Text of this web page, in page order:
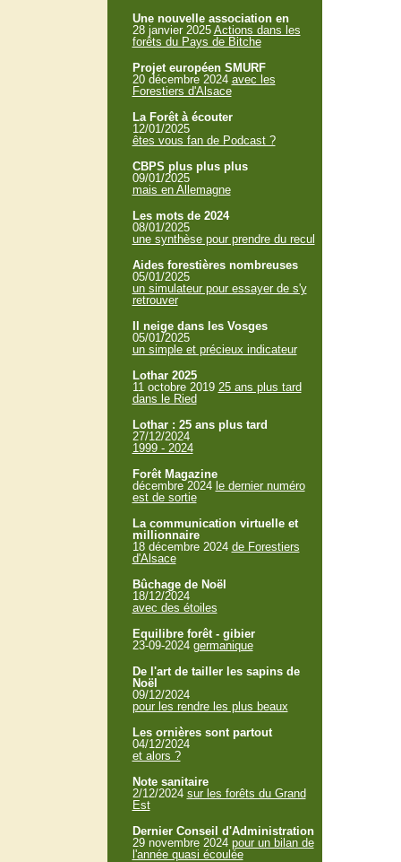
Une nouvelle association en
28 janvier 2025 Actions dans les
forêts du Pays de Bitche
Projet européen SMURF
20 décembre 2024 avec les
Forestiers d'Alsace
La Forêt à écouter
12/01/2025
êtes vous fan de Podcast ?
CBPS plus plus plus
09/01/2025
mais en Allemagne
Les mots de 2024
08/01/2025
une synthèse pour prendre du recul
Aides forestières nombreuses
05/01/2025
un simulateur pour essayer de s'y
retrouver
Il neige dans les Vosges
05/01/2025
un simple et précieux indicateur
Lothar 2025
11 octobre 2019 25 ans plus tard
dans le Ried
Lothar : 25 ans plus tard
27/12/2024
1999 - 2024
Forêt Magazine
décembre 2024 le dernier numéro
est de sortie
La communication virtuelle et
millionnaire
18 décembre 2024 de Forestiers
d'Alsace
Bûchage de Noël
18/12/2024
avec des étoiles
Equilibre forêt - gibier
23-09-2024 germanique
De l'art de tailler les sapins de
Noël
09/12/2024
pour les rendre les plus beaux
Les ornières sont partout
04/12/2024
et alors ?
Note sanitaire
2/12/2024 sur les forêts du Grand
Est
Dernier Conseil d'Administration
29 novembre 2024 pour un bilan de
l'année quasi écoulée